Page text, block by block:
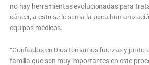
no hay herramientas evolucionadas para
cáncer, a esto se le suma la poca
equipos médicos.
“Confiados en Dios tomamos fuerzas y junto
familia que son muy importantes en este